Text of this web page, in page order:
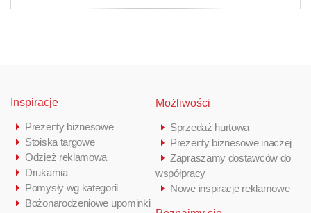
Inspiracje
Prezenty biznesowe
Stoiska targowe
Odzież reklamowa
Drukarnia
Pomysły wg kategorii
Bożonarodzeniowe upominki
Możliwości
Sprzedaż hurtowa
Prezenty biznesowe inaczej
Zapraszamy dostawców do
współpracy
Nowe inspiracje reklamowe